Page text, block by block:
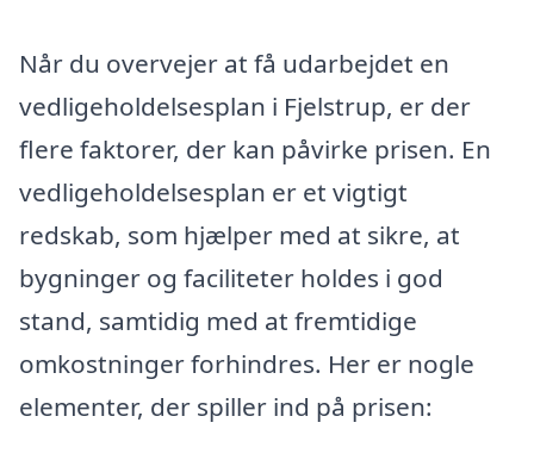
Når du overvejer at få udarbejdet en
vedligeholdelsesplan i Fjelstrup, er der
flere faktorer, der kan påvirke prisen. En
vedligeholdelsesplan er et vigtigt
redskab, som hjælper med at sikre, at
bygninger og faciliteter holdes i god
stand, samtidig med at fremtidige
omkostninger forhindres. Her er nogle
elementer, der spiller ind på prisen: